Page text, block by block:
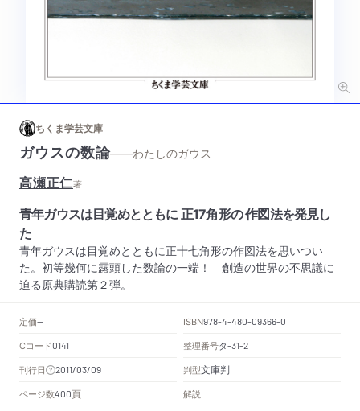
ちくま学芸文庫
ガウスの数論——わたしのガウス
高瀬正仁著
青年ガウスは目覚めとともに 正17角形の 作図法を発見し
た
青年ガウスは目覚めとともに正十七角形の作図法を思いつい
た。初等幾何に露頭した数論の一端！ 創造の世界の不思議に
迫る原典購読第２弾。
定価-- ISBN978-4-480-09366-0
Cコード0141 整理番号タ-31-2
刊行日 2011/03/09 判型文庫判
ページ数400頁 解説